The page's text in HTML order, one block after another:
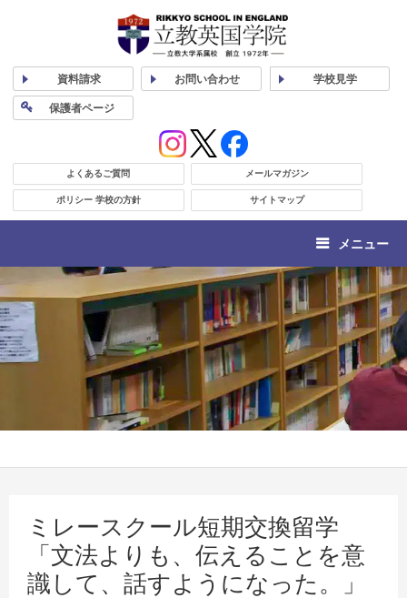
資料請求 お問い合わせ 学校見学
保護者ページ
よくあるご質問 メールマガジン
ポリシー 学校の方針 サイトマップ
メニュー
ミレースクール短期交換留学
「文法よりも、伝えることを意
識して、話すようになった。」